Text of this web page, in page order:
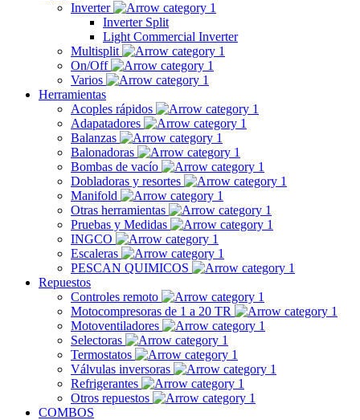
Inverter
Inverter Split
Light Commercial Inverter
Multisplit
On/Off
Varios
Herramientas
Acoples rápidos
Adapatadores
Balanzas
Balonadoras
Bombas de vacío
Dobladoras y resortes
Manifold
Otras herramientas
Pruebas y Medidas
INGCO
Escaleras
PESCAN QUIMICOS
Repuestos
Controles remoto
Motocompresoras de 1 a 20 TR
Motoventiladores
Selectoras
Termostatos
Válvulas inversoras
Refrigerantes
Otros repuestos
COMBOS